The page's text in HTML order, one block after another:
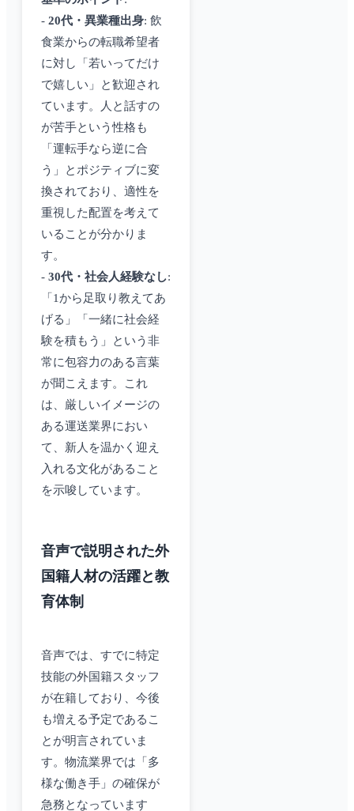
- 20代・異業種出身: 飲
食業からの転職希望者
に対し「若いってだけ
で嬉しい」と歓迎され
ています。人と話すの
が苦手という性格も
「運転手なら逆に合
う」とポジティブに変
換されており、適性を
重視した配置を考えて
いることが分かりま
す。
- 30代・社会人経験なし:
「1から足取り教えてあ
げる」「一緒に社会経
験を積もう」という非
常に包容力のある言葉
が聞こえます。これ
は、厳しいイメージの
ある運送業界におい
て、新人を温かく迎え
入れる文化があること
を示唆しています。
音声で説明された外
国籍人材の活躍と教
育体制
音声では、すでに特定
技能の外国籍スタッフ
が在籍しており、今後
も増える予定であるこ
とが明言されていま
す。物流業界では「多
様な働き手」の確保が
急務となっています